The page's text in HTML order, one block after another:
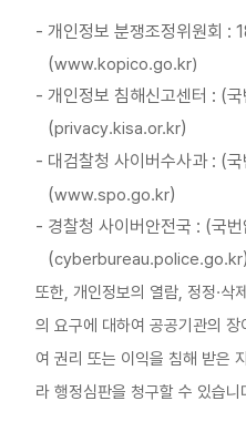
- 개인정보 분쟁조정위원회 :
(www.kopico.go.kr)
- 개인정보 침해신고센터 : (
(privacy.kisa.or.kr)
- 대검찰청 사이버수사과 : (
(www.spo.go.kr)
- 경찰청 사이버안전국 : (국
(cyberbureau.police.go.kr)
또한, 개인정보의 열람, 정정·삭
의 요구에 대하여 공공기관의
여 권리 또는 이익을 침해 받은
라 행정심판을 청구할 수 있습니